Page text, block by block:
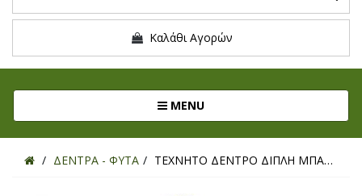
Καλάθι Αγορών
MENUToggle navigation
ΔΕΝΤΡΑ - ΦΥΤΑ ΤΕΧΝΗΤΟ ΔΕΝΤΡΟ ΔΙΠΛΗ ΜΠΑΛΑ ΤΡΙΦΥΛΛΙ Φ28/38ΕΚ. Y130ΕΚ.